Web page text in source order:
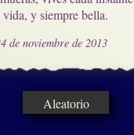
y siempre bella.
de noviembre de 2013
Aleatorio